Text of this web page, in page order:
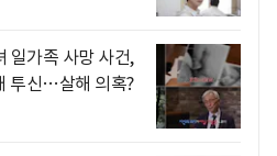
일가족 사망 사건,
투신…살해 의혹?